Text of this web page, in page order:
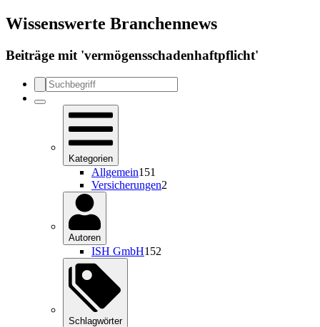
Wissenswerte Branchennews
Beiträge mit 'vermögensschadenhaftpflicht'
Kategorien
Allgemein151
Versicherungen2
Autoren
ISH GmbH152
Schlagwörter